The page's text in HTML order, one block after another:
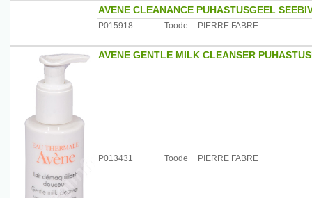
AVENE CLEANANCE PUHASTUSGEEL
P015918 Toode PIERRE FABRE
AVENE GENTLE MILK CLEANSER
P013431 Toode PIERRE FABRE